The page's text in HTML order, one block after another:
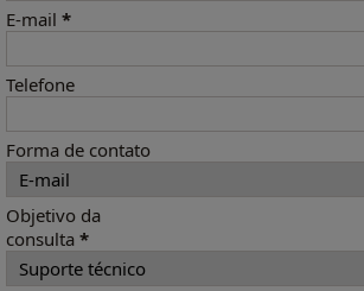
E-mail *
Telefone
Forma de contato
Objetivo da
consulta *